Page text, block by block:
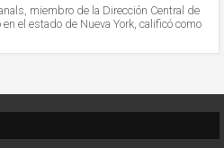
miembro de la Dirección Central de
el estado de Nueva York, calificó como